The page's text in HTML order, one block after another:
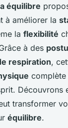
équilibre
à améliorer la
la flexibilité
à des
respiration,
Découvrons
transformer
équilibre.